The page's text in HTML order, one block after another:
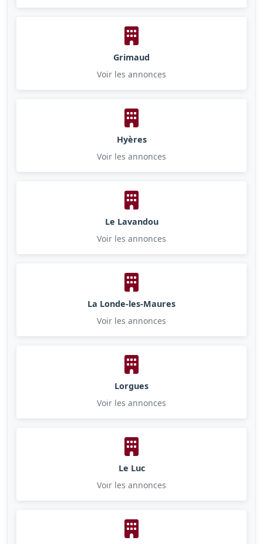
Grimaud
Voir les annonces
Hyères
Voir les annonces
Le Lavandou
Voir les annonces
La Londe-les-Maures
Voir les annonces
Lorgues
Voir les annonces
Le Luc
Voir les annonces